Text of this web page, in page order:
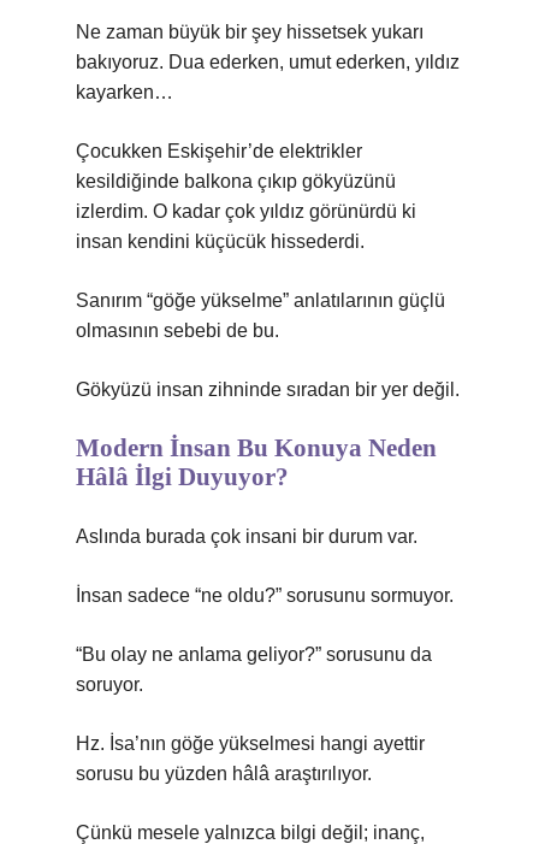
Ne zaman büyük bir şey hissetsek yukarı
bakıyoruz. Dua ederken, umut ederken, yıldız
kayarken…
Çocukken Eskişehir’de elektrikler
kesildiğinde balkona çıkıp gökyüzünü
izlerdim. O kadar çok yıldız görünürdü ki
insan kendini küçücük hissederdi.
Sanırım “göğe yükselme” anlatılarının güçlü
olmasının sebebi de bu.
Gökyüzü insan zihninde sıradan bir yer değil.
Modern İnsan Bu Konuya Neden
Hâlâ İlgi Duyuyor?
Aslında burada çok insani bir durum var.
İnsan sadece “ne oldu?” sorusunu sormuyor.
“Bu olay ne anlama geliyor?” sorusunu da
soruyor.
Hz. İsa’nın göğe yükselmesi hangi ayettir
sorusu bu yüzden hâlâ araştırılıyor.
Çünkü mesele yalnızca bilgi değil; inanç,